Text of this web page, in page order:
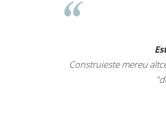
Construieste mereu